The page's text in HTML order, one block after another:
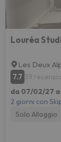
Les Deux
7.7 39
da 07/02/27
2 giorni con
Solo Alloggio